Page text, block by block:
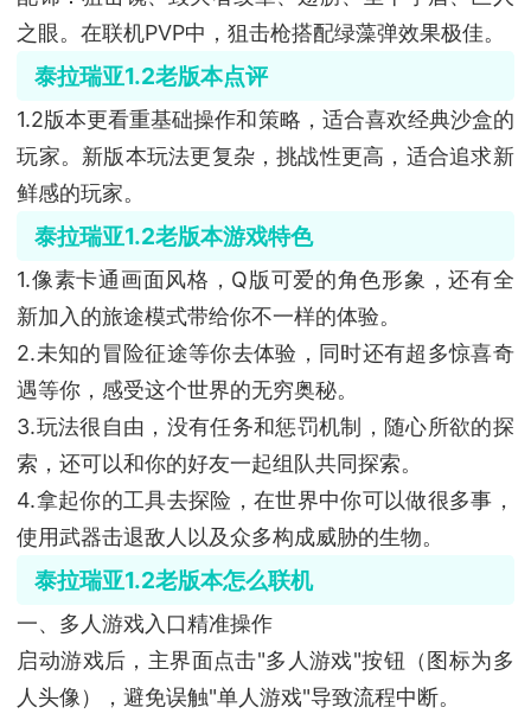
之眼。在联机PVP中，狙击枪搭配绿藻弹效果极佳。
泰拉瑞亚1.2老版本点评
1.2版本更看重基础操作和策略，适合喜欢经典沙盒的
玩家。新版本玩法更复杂，挑战性更高，适合追求新
鲜感的玩家。
泰拉瑞亚1.2老版本游戏特色
1.像素卡通画面风格，Q版可爱的角色形象，还有全
新加入的旅途模式带给你不一样的体验。
2.未知的冒险征途等你去体验，同时还有超多惊喜奇
遇等你，感受这个世界的无穷奥秘。
3.玩法很自由，没有任务和惩罚机制，随心所欲的探
索，还可以和你的好友一起组队共同探索。
4.拿起你的工具去探险，在世界中你可以做很多事，
使用武器击退敌人以及众多构成威胁的生物。
泰拉瑞亚1.2老版本怎么联机
一、多人游戏入口精准操作
启动游戏后，主界面点击"多人游戏"按钮（图标为多
人头像），避免误触"单人游戏"导致流程中断。